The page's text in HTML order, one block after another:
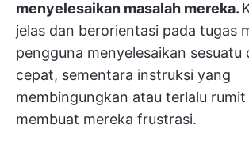
menyelesaikan masalah mereka.
jelas dan berorientasi pada tugas
pengguna menyelesaikan sesuatu
cepat, sementara instruksi yang
membingungkan atau terlalu
membuat mereka frustrasi.